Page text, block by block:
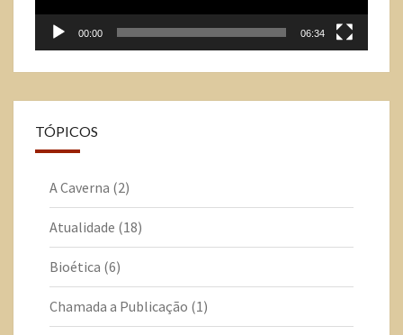
00:00 06:34
TÓPICOS
A Caverna (2)
Atualidade (18)
Bioética (6)
Chamada a Publicação (1)